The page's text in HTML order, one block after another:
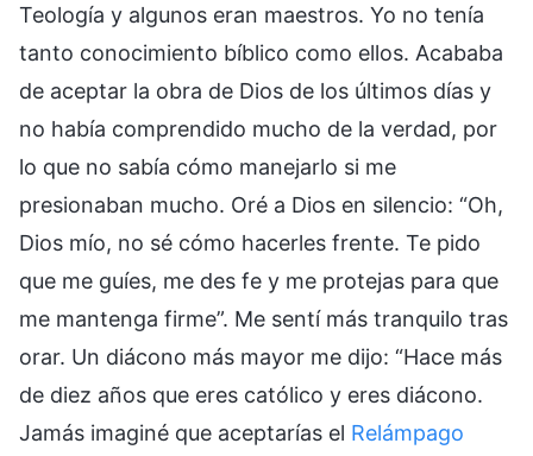
Teología y algunos eran maestros. Yo no tenía
tanto conocimiento bíblico como ellos. Acababa
de aceptar la obra de Dios de los últimos días y
no había comprendido mucho de la verdad, por
lo que no sabía cómo manejarlo si me
presionaban mucho. Oré a Dios en silencio: “Oh,
Dios mío, no sé cómo hacerles frente. Te pido
que me guíes, me des fe y me protejas para que
me mantenga firme”. Me sentí más tranquilo tras
orar. Un diácono más mayor me dijo: “Hace más
de diez años que eres católico y eres diácono.
Jamás imaginé que aceptarías el Relámpago